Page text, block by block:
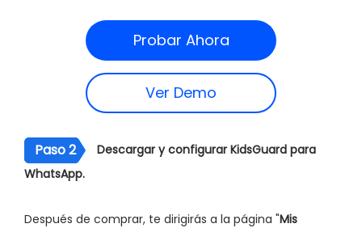
Probar Ahora
Ver Demo
Paso 2
Descargar y configurar KidsGuard para
WhatsApp.
Después de comprar, te dirigirás a la página "Mis